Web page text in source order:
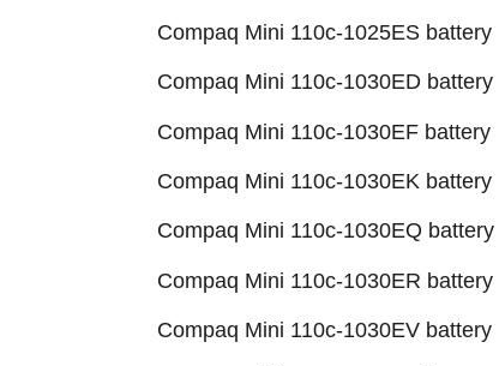
Compaq Mini 110c-1025ES battery
Compaq Mini 110c-1030ED battery
Compaq Mini 110c-1030EF battery
Compaq Mini 110c-1030EK battery
Compaq Mini 110c-1030EQ battery
Compaq Mini 110c-1030ER battery
Compaq Mini 110c-1030EV battery